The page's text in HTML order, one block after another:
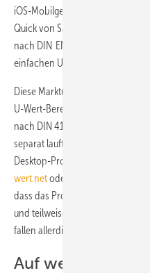
iOS-Mobilgeräte gibt es: den
Quick von Saint-Gobain. Sie
nach DIN EN 6946 oder dienen
einfachen U-Wert-Abschätzung
Diese Marktübersicht
U-Wert-Berechnung nach DIN
nach DIN 4108-3 und
separat lauffähige Programme.
Desktop-Programme als auch
wert.netoder
dass das Programm und die
und teilweise von den Nutzern
fallen allerdings monatliche/
Auf welche